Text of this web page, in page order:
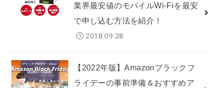
業界最安値のモバイルWi-Fiを最安
で申し込む方法を紹介！
2018.09.28
【2022年版】Amazonブラックフ
ライデーの事前準備＆おすすめア